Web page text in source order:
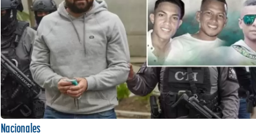
Nacionales